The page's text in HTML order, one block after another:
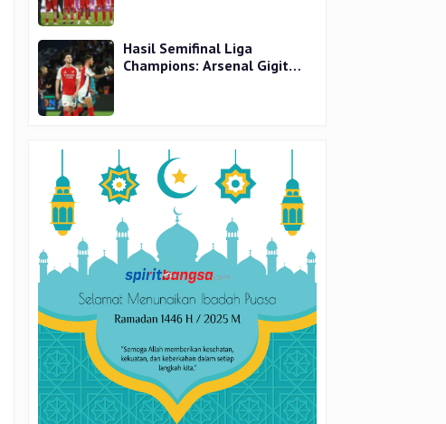
Hasil Semifinal Liga
Champions: Arsenal Gigit